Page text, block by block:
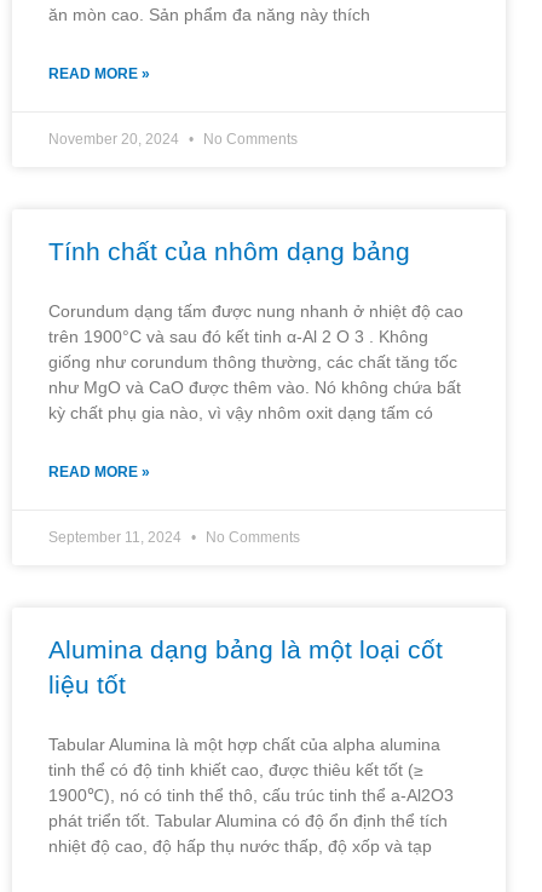
ăn mòn cao. Sản phẩm đa năng này thích
READ MORE »
November 20, 2024 No Comments
Tính chất của nhôm dạng bảng
Corundum dạng tấm được nung nhanh ở nhiệt độ cao
trên 1900°C và sau đó kết tinh α-Al 2 O 3 . Không
giống như corundum thông thường, các chất tăng tốc
như MgO và CaO được thêm vào. Nó không chứa bất
kỳ chất phụ gia nào, vì vậy nhôm oxit dạng tấm có
READ MORE »
September 11, 2024 No Comments
Alumina dạng bảng là một loại cốt
liệu tốt
Tabular Alumina là một hợp chất của alpha alumina
tinh thể có độ tinh khiết cao, được thiêu kết tốt (≥
1900℃), nó có tinh thể thô, cấu trúc tinh thể a-Al2O3
phát triển tốt. Tabular Alumina có độ ổn định thể tích
nhiệt độ cao, độ hấp thụ nước thấp, độ xốp và tạp